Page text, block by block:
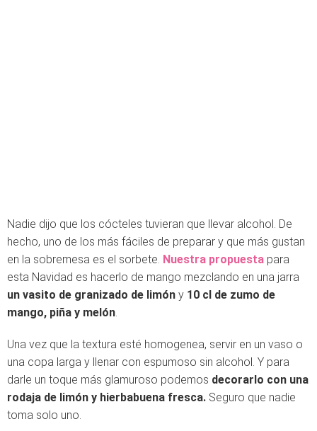
Nadie dijo que los cócteles tuvieran que llevar alcohol. De
hecho, uno de los más fáciles de preparar y que más gustan
en la sobremesa es el sorbete. Nuestra propuesta para
esta Navidad es hacerlo de mango mezclando en una jarra
un vasito de granizado de limón y 10 cl de zumo de
mango, piña y melón.
Una vez que la textura esté homogenea, servir en un vaso o
una copa larga y llenar con espumoso sin alcohol. Y para
darle un toque más glamuroso podemos decorarlo con una
rodaja de limón y hierbabuena fresca. Seguro que nadie
toma solo uno.